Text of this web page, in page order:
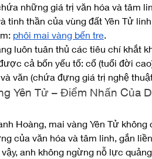
những giá trị văn hóa và tâm
tinh thần của vùng đất Yên Tử
phôi mai vàng bến tre.
luôn tuân thủ các tiêu chí khắt
cả bốn yếu tố: cổ (tuổi đời
văn (chứa đựng giá trị nghệ
Yên Tử – Điểm Nhấn Của
Hoàng, mai vàng Yên Tử
của văn hóa và tâm linh, gắn
anh không ngừng nỗ lực